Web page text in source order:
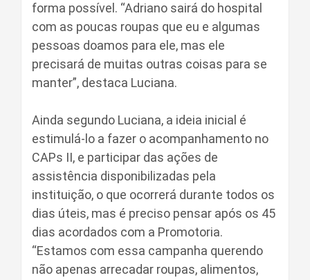
forma possível. “Adriano sairá do hospital
com as poucas roupas que eu e algumas
pessoas doamos para ele, mas ele
precisará de muitas outras coisas para se
manter”, destaca Luciana.
Ainda segundo Luciana, a ideia inicial é
estimulá-lo a fazer o acompanhamento no
CAPs II, e participar das ações de
assistência disponibilizadas pela
instituição, o que ocorrerá durante todos os
dias úteis, mas é preciso pensar após os 45
dias acordados com a Promotoria.
“Estamos com essa campanha querendo
não apenas arrecadar roupas, alimentos,